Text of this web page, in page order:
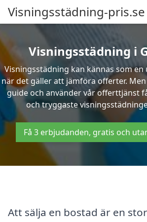
Visningsstädning-pris.se
Visningsstädning i
Visningsstädning kan kännas som
när det gäller att jämföra offerter.
guide och använder vår offerttjänst
och tryggaste
Få 3 erbjudanden, gratis och
Att sälja en bostad är en